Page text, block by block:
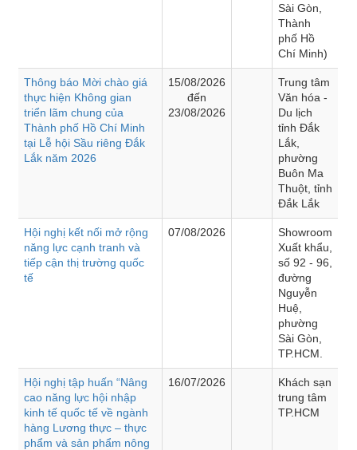
Sài Gòn,
Thành
phố Hồ
Chí Minh)
Thông báo Mời chào giá
thực hiện Không gian
triển lãm chung của
Thành phố Hồ Chí Minh
tại Lễ hội Sầu riêng Đắk
Lắk năm 2026
15/08/2026
đến
23/08/2026
Trung tâm
Văn hóa -
Du lịch
tỉnh Đắk
Lắk,
phường
Buôn Ma
Thuột, tỉnh
Đắk Lắk
Hội nghị kết nối mở rộng
năng lực cạnh tranh và
tiếp cận thị trường quốc
tế
07/08/2026
Showroom
Xuất khẩu,
số 92 - 96,
đường
Nguyễn
Huệ,
phường
Sài Gòn,
TP.HCM.
Hội nghị tập huấn “Nâng
cao năng lực hội nhập
kinh tế quốc tế về ngành
hàng Lương thực – thực
phẩm và sản phẩm nông
16/07/2026
Khách sạn
trung tâm
TP.HCM